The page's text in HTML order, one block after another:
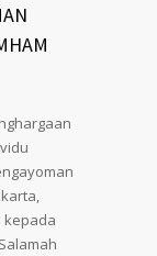
kepada